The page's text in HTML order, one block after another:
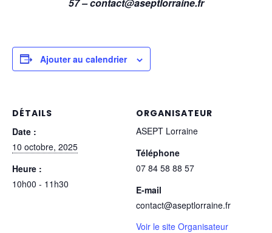
Ajouter au calendrier
DÉTAILS
Date :
10 octobre, 2025
Heure :
10h00 - 11h30
ORGANISATEUR
ASEPT Lorraine
Téléphone
07 84 58 88 57
E-mail
contact@aseptlorraine.fr
Voir le site Organisateur